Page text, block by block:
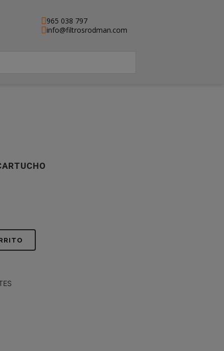
965 038 797
info@filtrosrodman.com